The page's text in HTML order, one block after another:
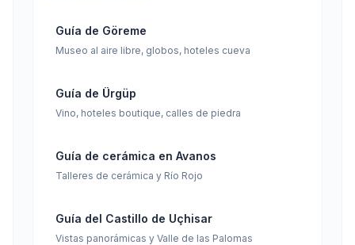
Guía de Göreme
Museo al aire libre, globos, hoteles cueva
Guía de Ürgüp
Vino, hoteles boutique, calles de piedra
Guía de cerámica en Avanos
Talleres de cerámica y Río Rojo
Guía del Castillo de Uçhisar
Vistas panorámicas y Valle de las Palomas